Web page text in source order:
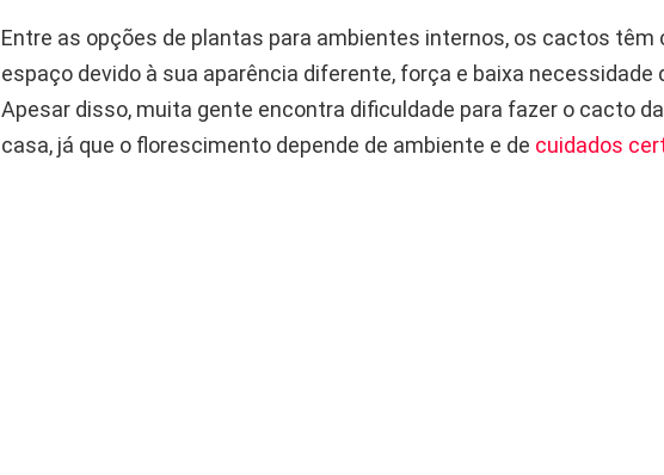
Entre as opções de plantas para ambientes internos, os cactos têm
espaço devido à sua aparência diferente, força e baixa necessidade
Apesar disso, muita gente encontra dificuldade para fazer o cacto
casa, já que o florescimento depende de ambiente e de cuidados